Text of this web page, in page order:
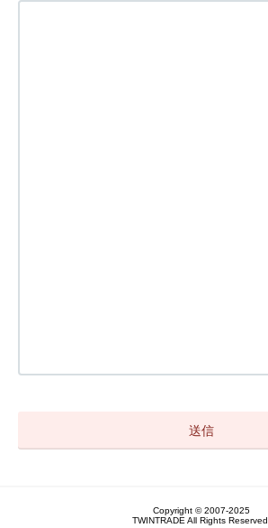
Copyright © 2007-2025
TWINTRADE All Rights Reserved.